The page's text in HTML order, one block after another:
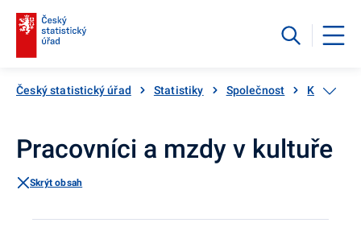
Český statistický úřad Statistiky Společnost Kultura,
Pracovníci a mzdy v kultuře
Skrýt obsah